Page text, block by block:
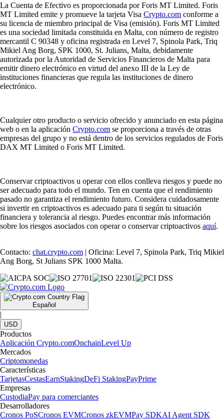
La Cuenta de Efectivo es proporcionada por Foris MT Limited. Foris
MT Limited emite y promueve la tarjeta Visa Crypto.com conforme a
su licencia de miembro principal de Visa (emisión). Foris MT Limited
es una sociedad limitada constituida en Malta, con número de registro
mercantil C 90348 y oficina registrada en Level 7, Spinola Park, Triq
Mikiel Ang Borg, SPK 1000, St. Julians, Malta, debidamente
autorizada por la Autoridad de Servicios Financieros de Malta para
emitir dinero electrónico en virtud del anexo III de la Ley de
instituciones financieras que regula las instituciones de dinero
electrónico.
Cualquier otro producto o servicio ofrecido y anunciado en esta página
web o en la aplicación Crypto.com se proporciona a través de otras
empresas del grupo y no está dentro de los servicios regulados de Foris
DAX MT Limited o Foris MT Limited.
Conservar criptoactivos u operar con ellos conlleva riesgos y puede no
ser adecuado para todo el mundo. Ten en cuenta que el rendimiento
pasado no garantiza el rendimiento futuro. Considera cuidadosamente
si invertir en criptoactivos es adecuado para ti según tu situación
financiera y tolerancia al riesgo. Puedes encontrar más información
sobre los riesgos asociados con operar o conservar criptoactivos aquí.
Contacto: chat.crypto.com | Oficina: Level 7, Spinola Park, Triq Mikiel
Ang Borg, St Julians SPK 1000 Malta.
Español
|
USD
Productos
Aplicación Crypto.comOnchainLevel Up
Mercados
Criptomonedas
Características
TarjetasCestasEarnStakingDeFi StakingPayPrime
Empresas
CustodiaPay para comerciantes
Desarrolladores
Cronos PoSCronos EVMCronos zkEVMPay SDKAI Agent SDK